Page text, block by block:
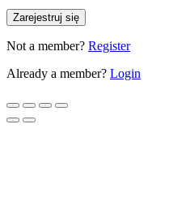
Zarejestruj się
Not a member? Register
Already a member? Login